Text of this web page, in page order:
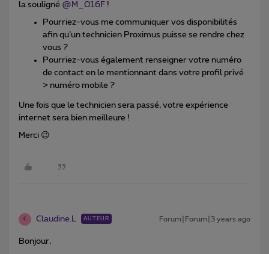
la souligné @M_016F !
Pourriez-vous me communiquer vos disponibilités
afin qu’un technicien Proximus puisse se rendre chez
vous ?
Pourriez-vous également renseigner votre numéro
de contact en le mentionnant dans votre profil privé
> numéro mobile ?
Une fois que le technicien sera passé, votre expérience
internet sera bien meilleure !
Merci 😉
C Claudine.L AUTEUR Forum|Forum|3 years ago
Bonjour,